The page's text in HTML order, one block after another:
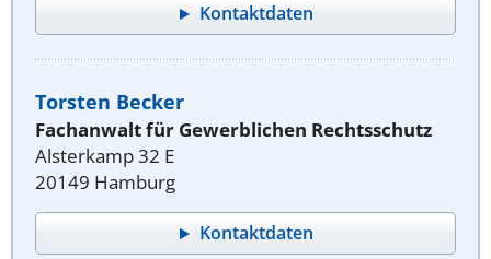
Kontaktdaten
Torsten Becker
Fachanwalt für Gewerblichen Rechtsschutz
Alsterkamp 32 E
20149 Hamburg
Kontaktdaten